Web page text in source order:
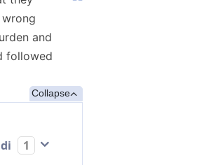
and
followed
Collapse
1